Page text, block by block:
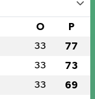
O P
33 77
33 73
33 69